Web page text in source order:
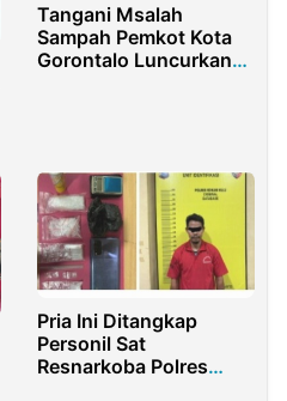
Tangani Msalah
Sampah Pemkot Kota
Gorontalo Luncurkan
Pria Ini Ditangkap
Personil Sat
Resnarkoba Polres